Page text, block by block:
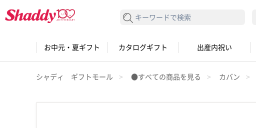
検索する
お中元・夏ギフト カタログギフト 出産内祝い
シャディ ギフトモール ●すべての商品を見る カバン